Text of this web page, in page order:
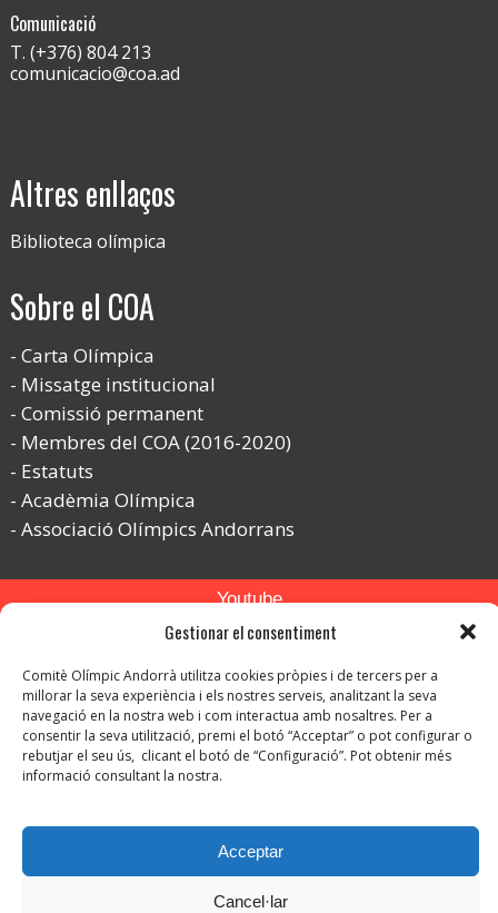
Gestionar el consentiment
Comitè Olímpic Andorrà utilitza cookies pròpies i de tercers per a
millorar la seva experiència i els nostres serveis, analitzant la seva
navegació en la nostra web i com interactua amb nosaltres. Per a
consentir la seva utilització, premi el botó “Acceptar” o pot configurar o
rebutjar el seu ús, clicant el botó de “Configuració”. Pot obtenir més
informació consultant la nostra.
Acceptar
Cancel·lar
Comunicació
T. (+376) 804 213
comunicacio@coa.ad
Altres enllaços
Biblioteca olímpica
Sobre el COA
Carta Olímpica
Missatge institucional
Comissió permanent
Membres del COA (2016-2020)
Estatuts
Acadèmia Olímpica
Associació Olímpics Andorrans
Youtube
Flickr
Instagram
© Copyright 2026. Tots els drets reservats.
Avís legal -
Política de privacitat